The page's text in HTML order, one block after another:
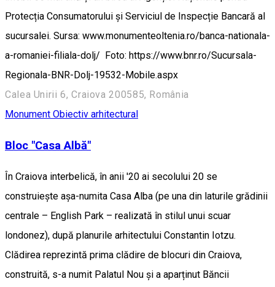
Protecția Consumatorului și Serviciul de Inspecție Bancară al
sucursalei. Sursa: www.monumenteoltenia.ro/banca-nationala-
a-romaniei-filiala-dolj/ Foto: https://www.bnr.ro/Sucursala-
Regionala-BNR-Dolj-19532-Mobile.aspx
Calea Unirii 6, Craiova 200585, România
Monument Obiectiv arhitectural
Bloc "Casa Albă"
În Craiova interbelică, în anii '20 ai secolului 20 se
construiește așa-numita Casa Alba (pe una din laturile grădinii
centrale – English Park – realizată în stilul unui scuar
londonez), după planurile arhitectului Constantin Iotzu.
Clădirea reprezintă prima clădire de blocuri din Craiova,
construită, s-a numit Palatul Nou și a aparținut Băncii